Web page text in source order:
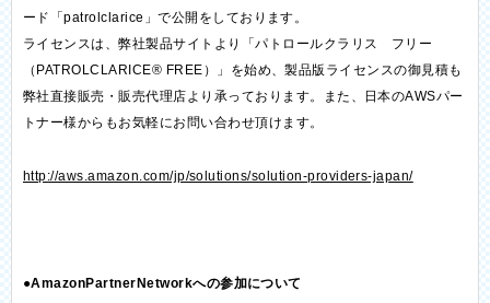
ード「patrolclarice」で公開をしております。
ライセンスは、弊社製品サイトより「パトロールクラリス フリー
（PATROLCLARICE® FREE）」を始め、製品版ライセンスの御見積も
弊社直接販売・販売代理店より承っております。また、日本のAWSパー
トナー様からもお気軽にお問い合わせ頂けます。
http://aws.amazon.com/jp/solutions/solution-providers-japan/
●AmazonPartnerNetworkへの参加について